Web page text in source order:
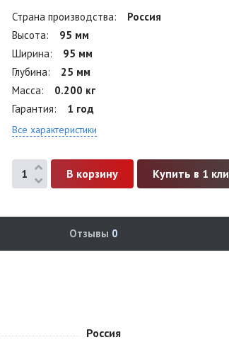
Страна производства
Россия
Высота
95 мм
Ширина
95 мм
Глубина
25 мм
Масса
0.200 кг
Гарантия
1 год
Все характеристики
Купить в 1
Отзывы 0
Россия